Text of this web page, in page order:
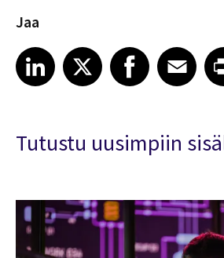
Jaa
Share article on LinkedIn
LinkedIn
Share article on XShare article on Facebook
Facebook
Share article on
Email
Tutustu uusimpiin